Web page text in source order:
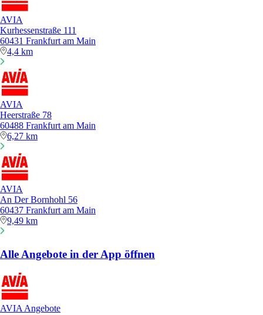
AVIA
Kurhessenstraße 111
60431 Frankfurt am Main
4,4 km
AVIA
Heerstraße 78
60488 Frankfurt am Main
6,27 km
AVIA
An Der Bornhohl 56
60437 Frankfurt am Main
9,49 km
Alle Angebote in der App öffnen
AVIA Angebote